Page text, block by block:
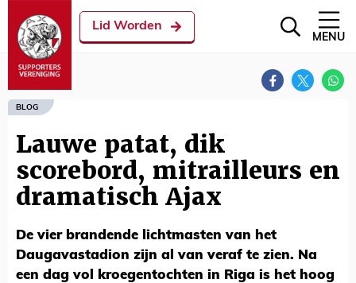
Lid Worden
MENU
BLOG
Lauwe patat, dik
scorebord, mitrailleurs en
dramatisch Ajax
De vier brandende lichtmasten van het
Daugavastadion zijn al van veraf te zien. Na
een dag vol kroegentochten in Riga is het hoog